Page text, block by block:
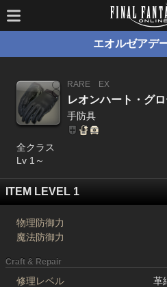
エオルゼアデ
RARE
EX
レオンハート・グ
手防具
全クラス
Lv 1～
ITEM LEVEL 1
物理防御力
魔法防御力
Craft & Repair
修理レベル
革